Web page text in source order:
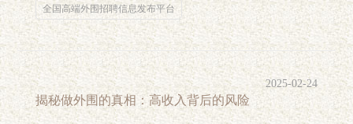
全国高端外围招聘信息发布平台
揭秘做外围的真相：高收入背后的风险
2025-02-24